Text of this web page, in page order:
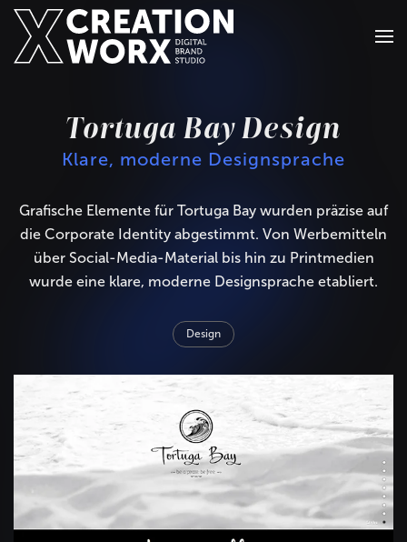
Zum Hauptinhalt springen
Tortuga Bay Design
Klare, moderne Designsprache
Grafische Elemente für Tortuga Bay wurden präzise auf
die Corporate Identity abgestimmt. Von Werbemitteln
über Social-Media-Material bis hin zu Printmedien
wurde eine klare, moderne Designsprache etabliert.
Design